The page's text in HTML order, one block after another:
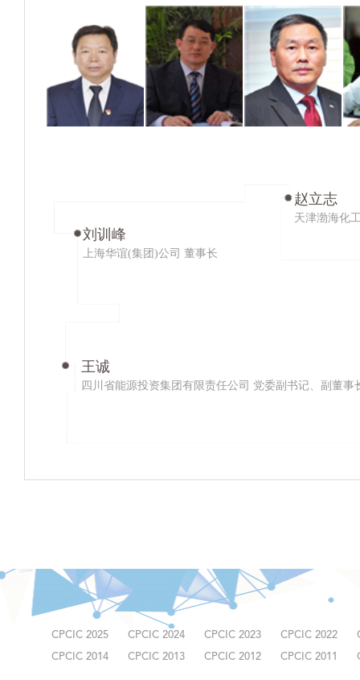
赵立志
天津渤海化
刘训峰
上海华谊(集团)公司 董事长
王诚
四川省能源投资集团有限责任公司 党委副书记、副董事
CPCIC 2025 CPCIC 2024 CPCIC 2023 CPCIC 2022
CPCIC 2014 CPCIC 2013 CPCIC 2012 CPCIC 2011